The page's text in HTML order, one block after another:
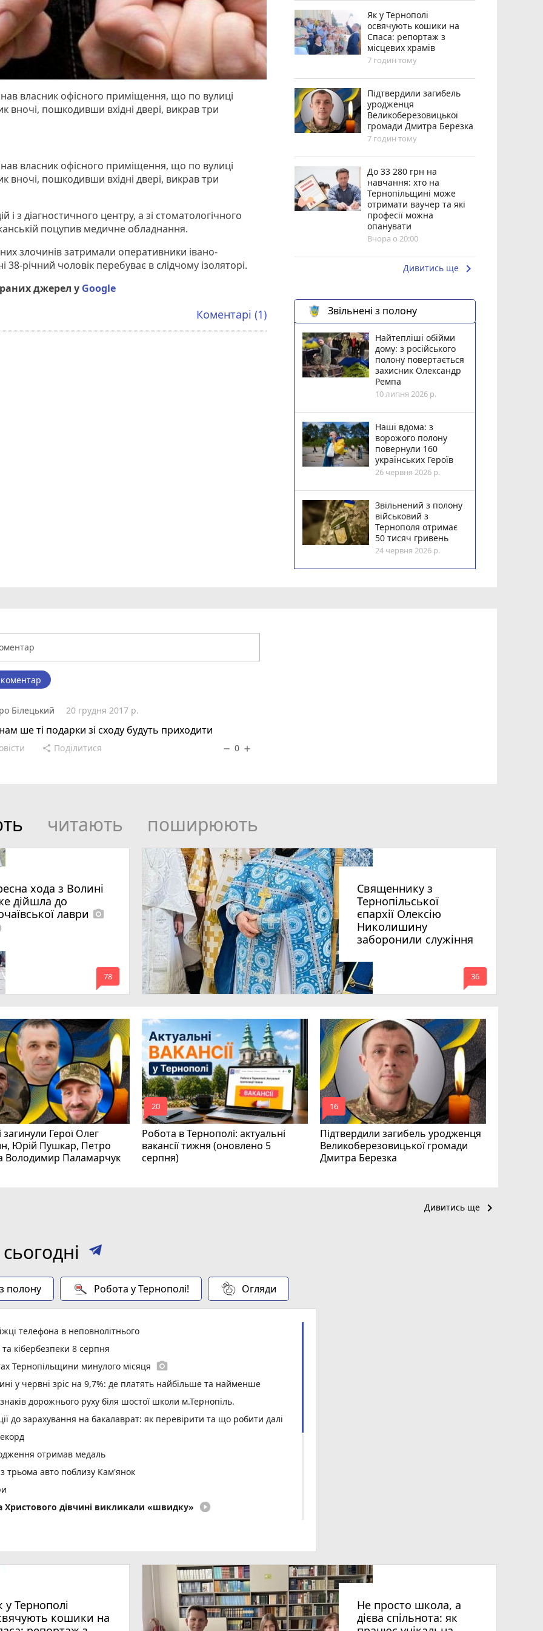
власник офісного приміщення, що по вулиці
вночі, пошкодивши вхідні двері, викрав три
власник офісного приміщення, що по вулиці
вночі, пошкодивши вхідні двері, викрав три
і з діагностичного центру, а зі стоматологічного
поцупив медичне обладнання.
злочинів затримали оперативники івано-
38-річний чоловік перебуває в слідчому ізоляторі.
джерел у Google
Коментарі (1)
Як у Тернополі
освячують кошики на
Спаса: репортаж з
місцевих храмів
7 годин тому
Підтвердили загибель
уродженця
Великоберезовицької
громади Дмитра Березка
7 годин тому
До 33 280 грн на
навчання: хто на
Тернопільщині може
отримати ваучер та які
професії можна
опанувати
Вчора о 20:00
Дивитись ще keyboard_arrow_right
Звільнені з полону
Найтепліші обійми
дому: з російського
полону повертається
захисник Олександр
Ремпа
10 липня 2026 р.
Наші вдома: з
ворожого полону
повернули 160
українських Героїв
26 червня 2026 р.
Звільнений з полону
військовий з
Тернополя отримає
50 тисяч гривень
24 червня 2026 р.
Білецький 20 грудня 2017 р.
ше ті подарки зі сходу будуть приходити
share Поділитися remove 0 add
читають поширюють
хода з Волині
дійшла до
лаври photo_camera
mode_comment
78
Священнику з
Тернопільської
єпархії Олексію
Николишину
заборонили служіння
mode_comment
36
загинули Герої Олег
Юрій Пушкар, Петро
Володимир Паламарчук
Робота в Тернополі: актуальні
вакансії тижня (оновлено 5
серпня)
mode_comment
20
Підтвердили загибель уродженця
Великоберезовицької громади
Дмитра Березка
mode_comment
16
Дивитись ще keyboard_arrow_right
полону Робота у Тернополі! Огляди
телефона в неповнолітнього
кібербезпеки 8 серпня
Тернопільщини минулого місяця photo_camera
у червні зріс на 9,7%: де платять найбільше та найменше
дорожнього руху біля шостої школи м.Тернопіль.
до зарахування на бакалаврат: як перевірити та що робити далі
отримав медаль
трьома авто поблизу Кам'янок
Христового дівчині викликали «швидку» play_circle_filled
станцій у школах і садках
і водії, і пасажири
взуття і втратила понад 63 тисячі гривень
000 гривень на масштабування в межах програми «Траєкторія»
у Тернополі
кошики на
Не просто школа, а
дієва спільнота: як